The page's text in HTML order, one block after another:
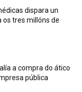
dispara un
os tres millóns de
a compra do ático
pública